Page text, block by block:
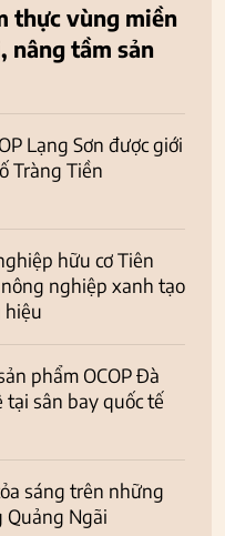
thực vùng miền
nâng tầm sản
Lạng Sơn được giới
Tràng Tiền
hữu cơ Tiên
nghiệp xanh tạo
hiệu
phẩm OCOP Đà
tại sân bay quốc tế
sáng trên những
Quảng Ngãi